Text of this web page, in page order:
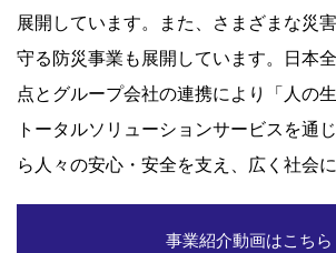
展開しています。また、さまざまな災
守る防災事業も展開しています。日本
点とグループ会社の連携により「人の
トータルソリューションサービスを通
ら人々の安心・安全を支え、広く社会
事業紹介動画はこちら